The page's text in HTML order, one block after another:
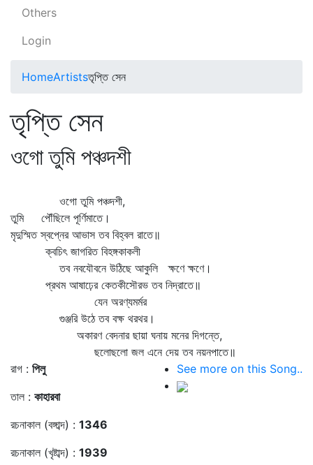
Others
Login
HomeArtistsতৃপ্তি সেন
তৃপ্তি সেন
ওগো তুমি পঞ্চদশী
ওগো তুমি পঞ্চদশী,
তুমি পৌঁছিলে পূর্ণিমাতে।
মৃদুস্মিত স্বপ্নের আভাস তব বিহ্বল রাতে॥
ক্বচিৎ জাগরিত বিহঙ্গকাকলী
তব নবযৌবনে উঠিছে আকুলি ক্ষণে ক্ষণে।
প্রথম আষাঢ়ের কেতকীসৌরভ তব নিদ্রাতে॥
যেন অরণ্যমর্মর
গুঞ্জরি উঠে তব বক্ষ থরথর।
অকারণ বেদনার ছায়া ঘনায় মনের দিগন্তে,
ছলোছলো জল এনে দেয় তব নয়নপাতে॥
রাগ : পিলু
তাল : কাহারবা
রচনাকাল (বঙ্গাব্দ) : 1346
রচনাকাল (খৃষ্টাব্দ) : 1939
See more on this Song..